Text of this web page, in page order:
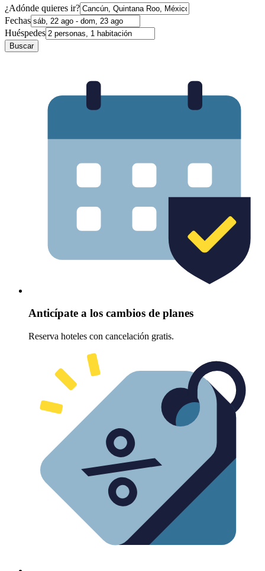
¿Adónde quieres ir?
Fechas
Huéspedes
Buscar
Anticípate a los cambios de planes
Reserva hoteles con cancelación gratis.